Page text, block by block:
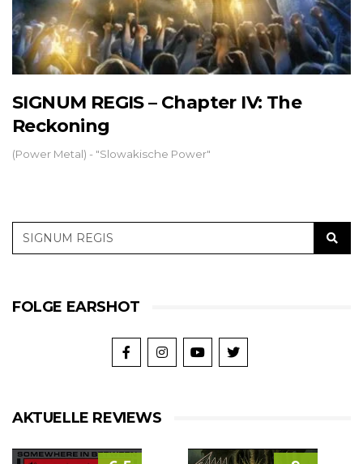
SIGNUM REGIS – Chapter IV: The
Reckoning
(Power Metal) - "Slowakische Power"
FOLGE EARSHOT
AKTUELLE REVIEWS